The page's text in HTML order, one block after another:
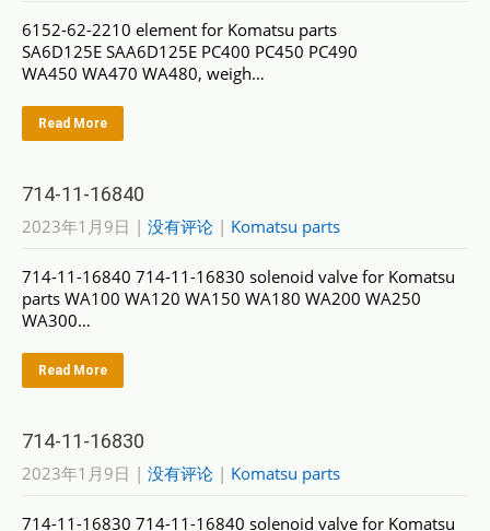
6152-62-2210 element for Komatsu parts
SA6D125E SAA6D125E PC400 PC450 PC490
WA450 WA470 WA480, weigh…
Read More
714-11-16840
2023年1月9日 | 没有评论 | Komatsu parts
714-11-16840 714-11-16830 solenoid valve for Komatsu
parts WA100 WA120 WA150 WA180 WA200 WA250
WA300…
Read More
714-11-16830
2023年1月9日 | 没有评论 | Komatsu parts
714-11-16830 714-11-16840 solenoid valve for Komatsu